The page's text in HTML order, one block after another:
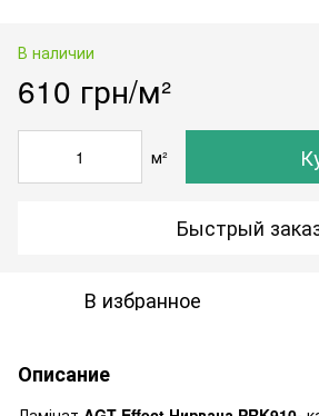
В наличии
610 грн/м²
м²
Быстрый
В избранное
Описание